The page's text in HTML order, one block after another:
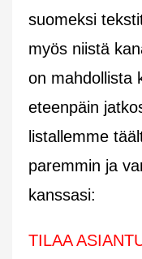
suomeksi
myös niistä
on mahdollista
eteenpäin
listallemme
paremmin ja
kanssasi:
TILAA